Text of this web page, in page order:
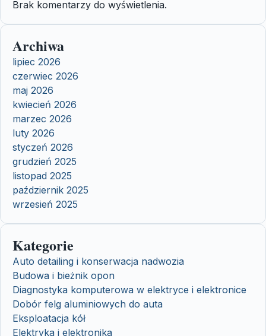
Brak komentarzy do wyświetlenia.
Archiwa
lipiec 2026
czerwiec 2026
maj 2026
kwiecień 2026
marzec 2026
luty 2026
styczeń 2026
grudzień 2025
listopad 2025
październik 2025
wrzesień 2025
Kategorie
Auto detailing i konserwacja nadwozia
Budowa i bieżnik opon
Diagnostyka komputerowa w elektryce i elektronice
Dobór felg aluminiowych do auta
Eksploatacja kół
Elektryka i elektronika